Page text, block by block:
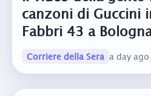
canzoni di Guccini
Fabbri 43 a
Corriere della Sera a day ago